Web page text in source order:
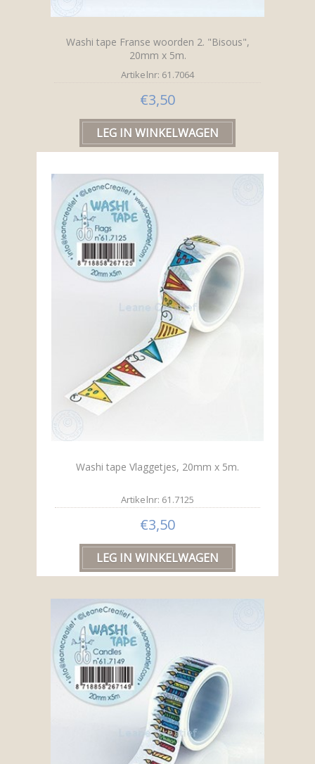
Washi tape Franse woorden 2. "Bisous",
20mm x 5m.
Artikelnr: 61.7064
€3,50
Washi tape Vlaggetjes, 20mm x 5m.
Artikelnr: 61.7125
€3,50